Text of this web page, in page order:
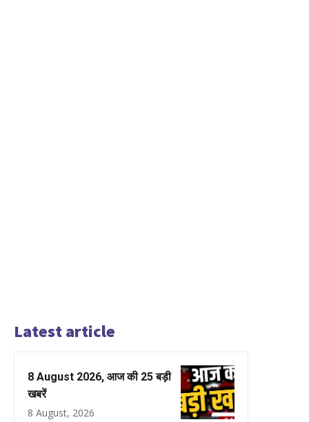
Latest article
8 August 2026, आज की 25 बड़ी
खबरें
8 August, 2026